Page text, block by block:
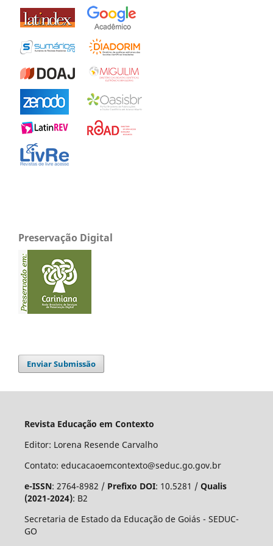
Preservação Digital
Enviar Submissão
Revista Educação em Contexto
Editor: Lorena Resende Carvalho
Contato: educacaoemcontexto@seduc.go.gov.br
e-ISSN: 2764-8982 / Prefixo DOI: 10.5281 / Qualis
(2021-2024): B2
Secretaria de Estado da Educação de Goiás - SEDUC-
GO